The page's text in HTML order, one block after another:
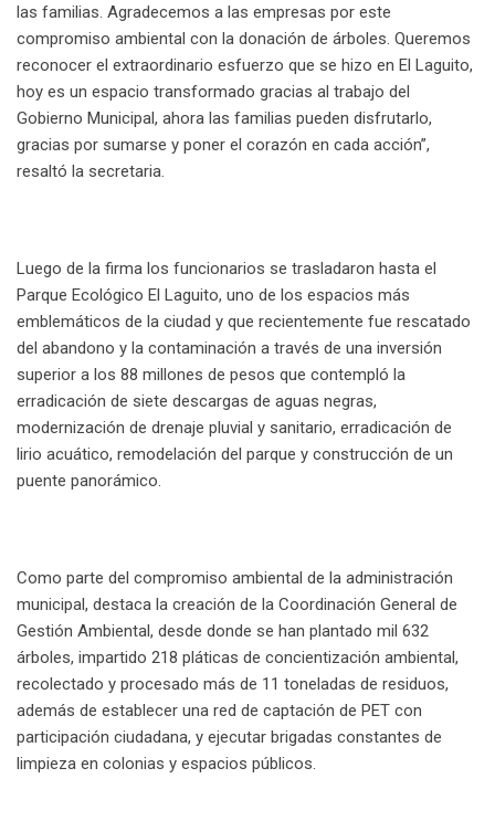
las familias. Agradecemos a las empresas por este
compromiso ambiental con la donación de árboles. Queremos
reconocer el extraordinario esfuerzo que se hizo en El Laguito,
hoy es un espacio transformado gracias al trabajo del
Gobierno Municipal, ahora las familias pueden disfrutarlo,
gracias por sumarse y poner el corazón en cada acción”,
resaltó la secretaria.
Luego de la firma los funcionarios se trasladaron hasta el
Parque Ecológico El Laguito, uno de los espacios más
emblemáticos de la ciudad y que recientemente fue rescatado
del abandono y la contaminación a través de una inversión
superior a los 88 millones de pesos que contempló la
erradicación de siete descargas de aguas negras,
modernización de drenaje pluvial y sanitario, erradicación de
lirio acuático, remodelación del parque y construcción de un
puente panorámico.
Como parte del compromiso ambiental de la administración
municipal, destaca la creación de la Coordinación General de
Gestión Ambiental, desde donde se han plantado mil 632
árboles, impartido 218 pláticas de concientización ambiental,
recolectado y procesado más de 11 toneladas de residuos,
además de establecer una red de captación de PET con
participación ciudadana, y ejecutar brigadas constantes de
limpieza en colonias y espacios públicos.